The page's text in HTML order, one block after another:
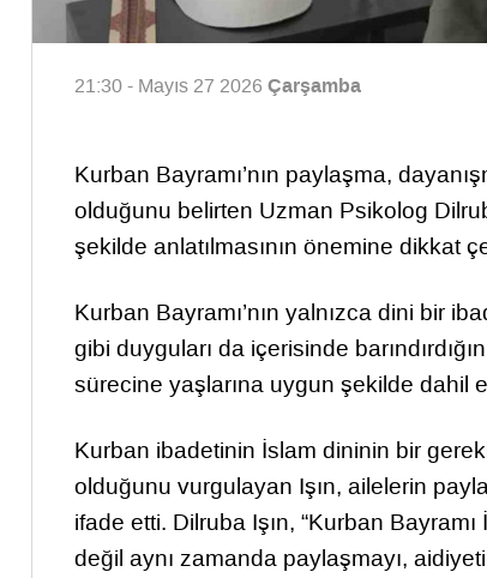
21:30 - Mayıs 27 2026 Çarşamba
Kurban Bayramı’nın paylaşma,
olduğunu belirten Uzman Psikolog
şekilde anlatılmasının önemine dikkat
Kurban Bayramı’nın yalnızca dini bir
gibi duyguları da içerisinde
sürecine yaşlarına uygun şekilde dahil
Kurban ibadetinin İslam dininin bir
olduğunu vurgulayan Işın, ailelerin
ifade etti. Dilruba Işın, “Kurban
değil aynı zamanda paylaşmayı,